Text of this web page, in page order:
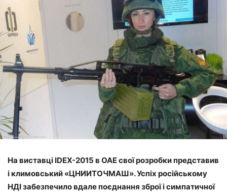
На виставці IDEX-2015 в ОАЕ свої розробки представив
і климовський «ЦНИИТОЧМАШ». Успіх російському
НДІ забезпечило вдале поєднання зброї і симпатичної